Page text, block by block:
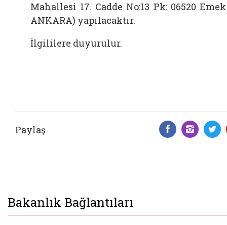
Mahallesi 17. Cadde No:13 Pk: 06520
ANKARA) yapılacaktır.
İlgililere duyurulur.
Paylaş
Bakanlık Bağlantıları